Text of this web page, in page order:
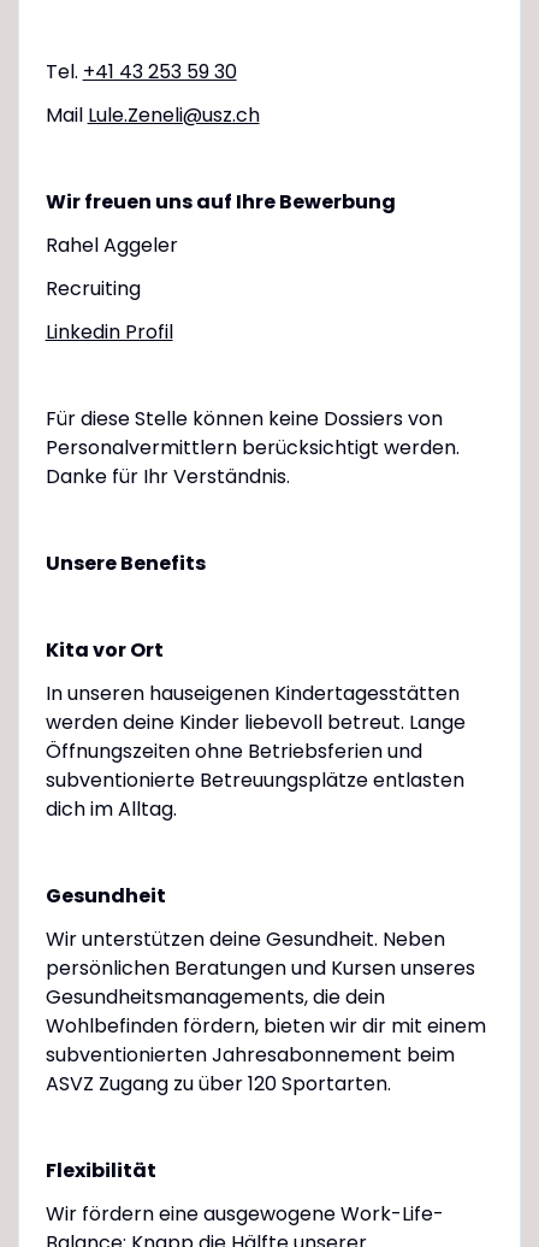
Tel. +41 43 253 59 30
Mail Lule.Zeneli@usz.ch
Wir freuen uns auf Ihre Bewerbung
Rahel Aggeler
Recruiting
Linkedin Profil
Für diese Stelle können keine Dossiers von
Personalvermittlern berücksichtigt werden.
Danke für Ihr Verständnis.
Unsere Benefits
Kita vor Ort
In unseren hauseigenen Kindertagesstätten
werden deine Kinder liebevoll betreut. Lange
Öffnungszeiten ohne Betriebsferien und
subventionierte Betreuungsplätze entlasten
dich im Alltag.
Gesundheit
Wir unterstützen deine Gesundheit. Neben
persönlichen Beratungen und Kursen unseres
Gesundheitsmanagements, die dein
Wohlbefinden fördern, bieten wir dir mit einem
subventionierten Jahresabonnement beim
ASVZ Zugang zu über 120 Sportarten.
Flexibilität
Wir fördern eine ausgewogene Work-Life-